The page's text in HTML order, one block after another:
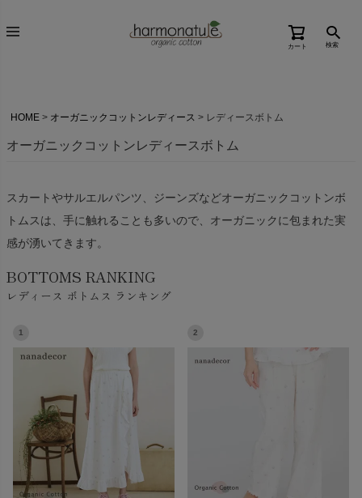
カート 検索
HOME オーガニックコットンレディース レディースボトム
オーガニックコットンレディースボトム
スカートやサルエルパンツ、ジーンズなどオーガニックコットンボ
トムスは、手に触れることも多いので、オーガニックに包まれた実
感が湧いてきます。
BOTTOMS RANKING
レディース ボトムス ランキング
1 2